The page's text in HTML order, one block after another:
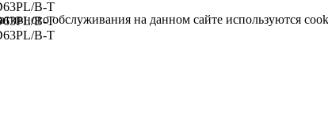
обслуживания на данном сайте используются